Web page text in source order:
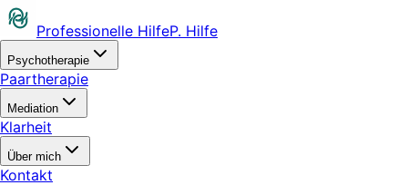
Professionelle HilfeP. Hilfe
Psychotherapie
Paartherapie
Mediation
Klarheit
Über mich
Kontakt